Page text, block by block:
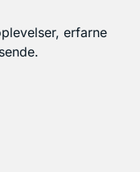
erfarne